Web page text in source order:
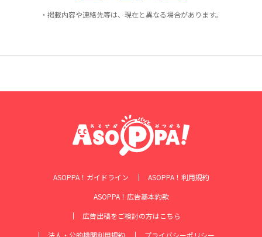
・掲載内容や連絡先等は、現在と異なる場合があります。
ASOPPA！ガイドライン
ASOPPA！利用規約
ASOPPA！広告基本約款
広告出稿をご検討の方はこちら
法人・公的機関利用規約
プライバシーポリシー